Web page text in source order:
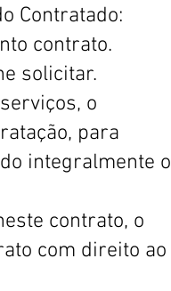
Contratado:
contrato.
solicitar.
o
para
integralmente o
contrato, o
com direito ao